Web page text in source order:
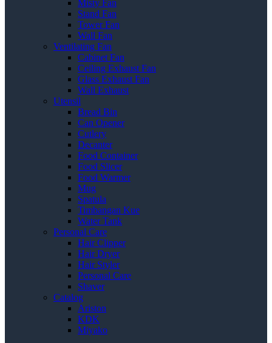
Misty Fan
Stand Fan
Tower Fan
Wall Fan
Ventilating Fan
Cabinet Fan
Ceiling Exhaust Fan
Glass Exhaust Fan
Wall Exhaust
Utensil
Bread Bin
Can Opener
Cutlery
Decanter
Food Container
Food Slicer
Food Warmer
Mug
Spatula
Timbangan Kue
Water Tank
Personal Care
Hair Clipper
Hair Dryer
Hair Styler
Personal Care
Shaver
Catalog
Ariston
KDK
Miyako